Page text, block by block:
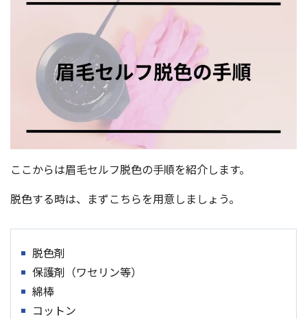
ここからは眉毛セルフ脱色の手順を紹介します。
脱色する時は、まずこちらを用意しましょう。
脱色剤
保護剤（ワセリン等）
綿棒
コットン